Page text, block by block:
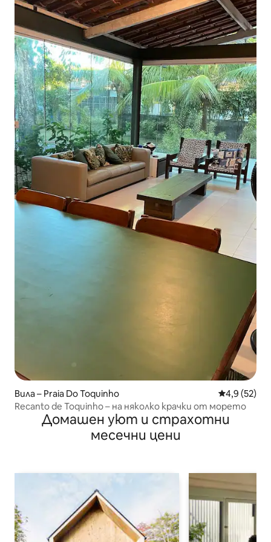
Вила – Praia Do Toquinho Средна
4,9 (52)
Recanto de Toquinho – на няколко крачки от морето
Домашен уют и страхотни
месечни цени